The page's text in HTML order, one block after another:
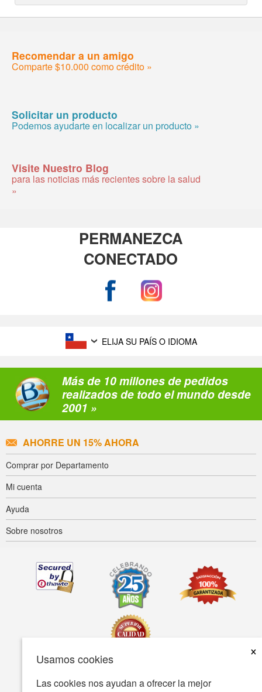
Usamos cookies
×
Las cookies nos ayudan a ofrecer la mejor
Recomendar a un amigo
Comparte $10.000 como crédito »
Solicitar un producto
Podemos ayudarte en localizar un producto »
Visite Nuestro Blog
para las noticias más recientes sobre la salud
»
PERMANEZCA
CONECTADO
ELIJA SU PAÍS O IDIOMA
Más de 10 millones de pedidos
realizados de todo el mundo desde
2001 »
AHORRE UN 15% AHORA
Comprar por Departamento
Mi cuenta
Ayuda
Sobre nosotros
Accesibilidad Condiciones de uso Política de privacidad